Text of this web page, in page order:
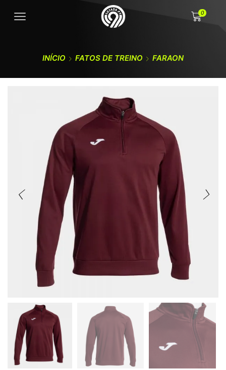
0
INÍCIO FATOS DE TREINO FARAON